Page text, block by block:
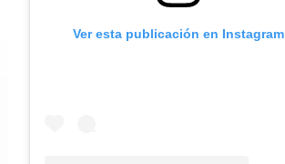
Ver esta publicación en Instagram